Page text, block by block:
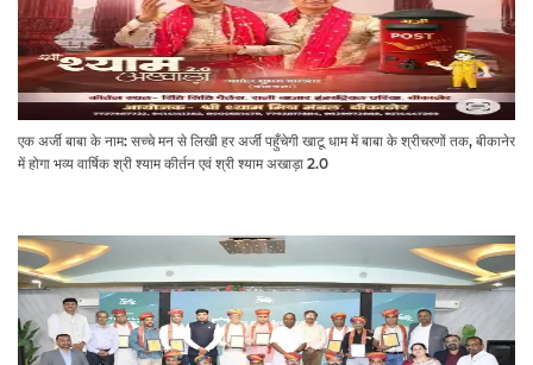
एक अर्जी बाबा के नाम: सच्चे मन से लिखी हर अर्जी पहुँचेगी खाटू धाम में बाबा के श्रीचरणों तक, बीकानेर
में होगा भव्य वार्षिक श्री श्याम कीर्तन एवं श्री श्याम अखाड़ा 2.0